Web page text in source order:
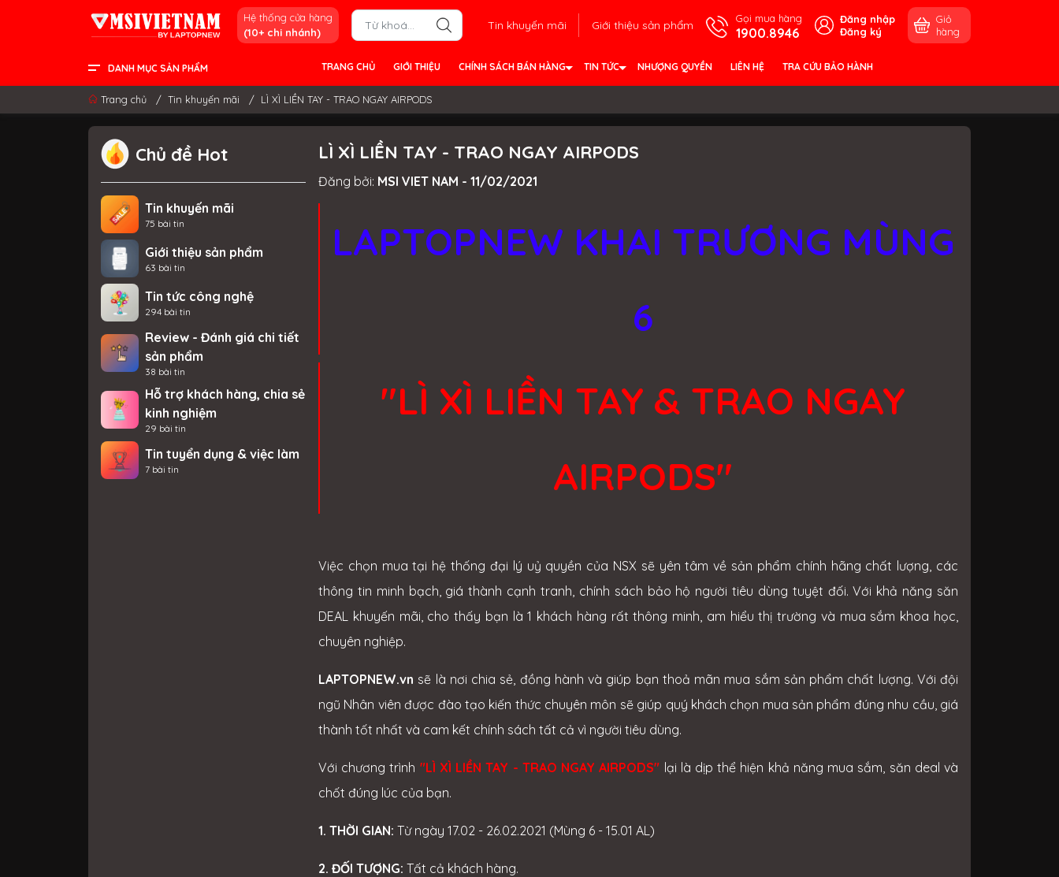
Hệ thống cửa hàng
(10+ chi nhánh)
Tin khuyến mãi Giới thiệu sản phẩm Gọi mua hàng
1900.8946
Đăng nhập
Đăng ký
Giỏ
hàng
DANH MỤC SẢN PHẨM TRANG CHỦ GIỚI THIỆU CHÍNH SÁCH BÁN HÀNG TIN TỨC NHƯỢNG QUYỀN LIÊN HỆ TRA CỨU BẢO HÀNH
Trang chủ / Tin khuyến mãi / LÌ XÌ LIỀN TAY - TRAO NGAY AIRPODS
LÌ XÌ LIỀN TAY - TRAO NGAY AIRPODS
Đăng bởi: MSI VIET NAM - 11/02/2021
LAPTOPNEW KHAI TRƯƠNG MÙNG
6
"LÌ XÌ LIỀN TAY & TRAO NGAY
AIRPODS"
Việc chọn mua tại hệ thống đại lý uỷ quyền của NSX sẽ yên tâm về sản phẩm chính hãng chất lượng, các
thông tin minh bạch, giá thành cạnh tranh, chính sách bảo hộ người tiêu dùng tuyệt đối. Với khả năng săn
DEAL khuyến mãi, cho thấy bạn là 1 khách hàng rất thông minh, am hiểu thị trường và mua sắm khoa học,
chuyên nghiệp.
LAPTOPNEW.vn sẽ là nơi chia sẻ, đồng hành và giúp bạn thoả mãn mua sắm sản phẩm chất lượng. Với đội
ngũ Nhân viên được đào tạo kiến thức chuyên môn sẽ giúp quý khách chọn mua sản phẩm đúng nhu cầu, giá
thành tốt nhất và cam kết chính sách tất cả vì người tiêu dùng.
Với chương trình "LÌ XÌ LIỀN TAY - TRAO NGAY AIRPODS" lại là dịp thể hiện khả năng mua sắm, săn deal và
chốt đúng lúc của bạn.
1. THỜI GIAN: Từ ngày 17.02 - 26.02.2021 (Mùng 6 - 15.01 AL)
2. ĐỐI TƯỢNG: Tất cả khách hàng.
Chủ đề Hot
Tin khuyến mãi
75 bài tin
Giới thiệu sản phẩm
63 bài tin
Tin tức công nghệ
294 bài tin
Review - Đánh giá chi tiết
sản phẩm
38 bài tin
Hỗ trợ khách hàng, chia sẻ
kinh nghiệm
29 bài tin
Tin tuyển dụng & việc làm
7 bài tin